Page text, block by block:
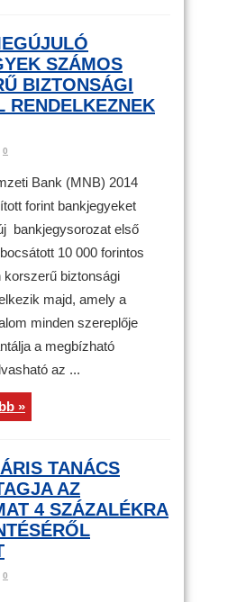
SZÁMOS
BIZTONSÁGI
RENDELKEZNEK
0
Bank (MNB) 2014
forint bankjegyeket
bankjegysorozat első
10 000 forintos
biztonsági
majd, amely a
minden szereplője
a megbízható
az ...
»
TANÁCS
AZ
4 SZÁZALÉKRA
0